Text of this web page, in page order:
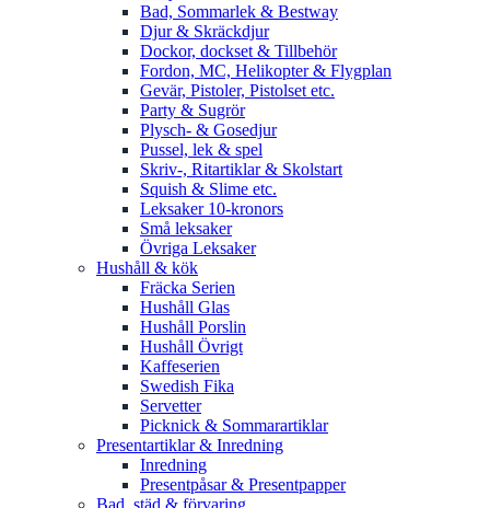
Bad, Sommarlek & Bestway
Djur & Skräckdjur
Dockor, dockset & Tillbehör
Fordon, MC, Helikopter & Flygplan
Gevär, Pistoler, Pistolset etc.
Party & Sugrör
Plysch- & Gosedjur
Pussel, lek & spel
Skriv-, Ritartiklar & Skolstart
Squish & Slime etc.
Leksaker 10-kronors
Små leksaker
Övriga Leksaker
Hushåll & kök
Fräcka Serien
Hushåll Glas
Hushåll Porslin
Hushåll Övrigt
Kaffeserien
Swedish Fika
Servetter
Picknick & Sommarartiklar
Presentartiklar & Inredning
Inredning
Presentpåsar & Presentpapper
Bad, städ & förvaring